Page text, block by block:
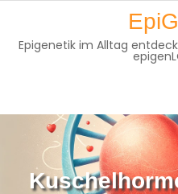
content
Epigenetik im Alltag